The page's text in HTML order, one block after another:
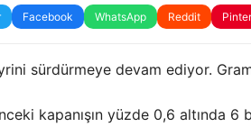
Facebook WhatsApp Reddit
sürdürmeye devam ediyor.
kapanışın yüzde 0,6 altında 6